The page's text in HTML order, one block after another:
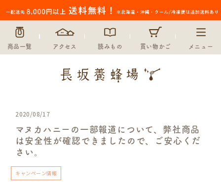
商品一覧 アクセス 読みもの 買い物かご メニュー
2020/08/17
マヌカハニーの一部報道について、弊社商品
は安全性が確認できましたので、ご安心くだ
さい。
キャンペーン情報